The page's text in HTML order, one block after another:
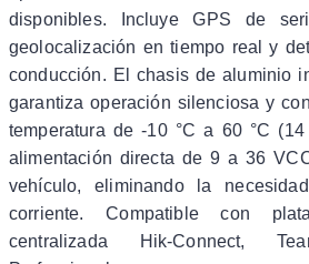
disponibles. Incluye GPS de
geolocalización en tiempo real y
conducción. El chasis de aluminio
garantiza operación silenciosa y
temperatura de -10 °C a 60 °C
alimentación directa de 9 a 36
vehículo, eliminando la
corriente. Compatible con
centralizada Hik-Connect,